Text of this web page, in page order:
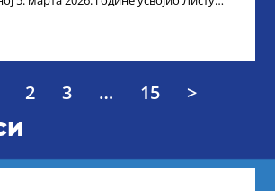
2 3 … 15 >